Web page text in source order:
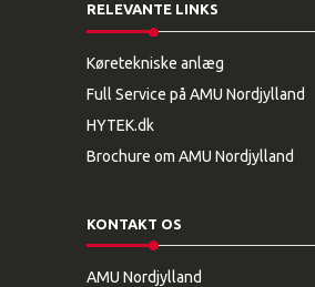
RELEVANTE LINKS
Køretekniske anlæg
Full Service på AMU Nordjylland
HYTEK.dk
Brochure om AMU Nordjylland
KONTAKT OS
AMU Nordjylland